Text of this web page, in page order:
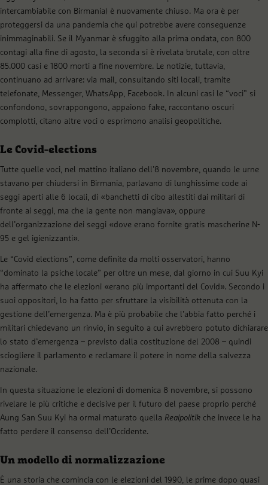
intercambiabile con Birmania) è nuovamente chiuso. Ma ora è per
proteggersi da una pandemia che qui potrebbe avere conseguenze
inimmaginabili. Se il Myanmar è sfuggito alla prima ondata, con 800
contagi alla fine di agosto, la seconda si è rivelata brutale, con oltre
85.000 casi e 1800 morti a fine novembre. Le notizie, tuttavia,
continuano ad arrivare: via mail, consultando siti locali, tramite
telefonate, Messenger, WhatsApp, Facebook. In alcuni casi le “voci” si
confondono, sovrappongono, appaiono fake, raccontano oscuri
complotti, citano altre voci o esprimono analisi geopolitiche.
Le Covid-elections
Tutte quelle voci, nel mattino italiano dell’8 novembre, quando le urne
stavano per chiudersi in Birmania, parlavano di lunghissime code ai
seggi aperti alle 6 locali, di «banchetti di cibo allestiti dai militari di
fronte ai seggi, ma che la gente non mangiava», oppure
dell’organizzazione dei seggi «dove erano fornite gratis mascherine N-
95 e gel igienizzanti».
Le “Covid elections”, come definite da molti osservatori, hanno
“dominato la psiche locale” per oltre un mese, dal giorno in cui Suu Kyi
ha affermato che le elezioni «erano più importanti del Covid». Secondo i
suoi oppositori, lo ha fatto per sfruttare la visibilità ottenuta con la
gestione dell’emergenza. Ma è più probabile che l’abbia fatto perché i
militari chiedevano un rinvio, in seguito a cui avrebbero potuto dichiarare
lo stato d’emergenza – previsto dalla costituzione del 2008 – quindi
sciogliere il parlamento e reclamare il potere in nome della salvezza
nazionale.
In questa situazione le elezioni di domenica 8 novembre, si possono
rivelare le più critiche e decisive per il futuro del paese proprio perché
Aung San Suu Kyi ha ormai maturato quella Realpolitik che invece le ha
fatto perdere il consenso dell’Occidente.
Un modello di normalizzazione
È una storia che comincia con le elezioni del 1990, le prime dopo quasi